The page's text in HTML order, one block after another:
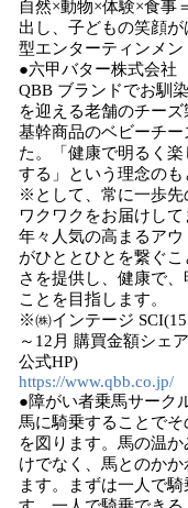
自然×動物×体験×食事
出し、子どもの笑顔
型エンターティンメン
●六甲バター株式会社
QBB ブランドでお馴
を迎える老舗のチーズ
基幹商品のベビーチ
た。「健康で明るく
する」という理念の
※として、常に一歩先
ワクワクをお届けして
年々人気の高まるア
がひととひとを繋ぐ
さを提供し、健康で
ことを目指します。
※㈱インテージ
～12月 購買金額シェア
公式HP)
https://www.qbb.co.jp/
●障がい者乗馬サーク
馬に騎乗することで
を図ります。馬の温
けでなく、馬とのか
ます。まずは一人で